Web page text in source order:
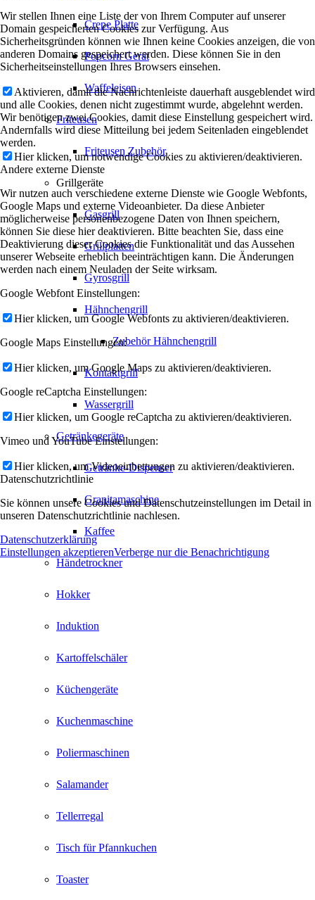
Crepe Platte
Popcorn Gerät
Waffeleisen
Friteusen
Friteusen Zubehör
Grillgeräte
Gasgrill
Grillplatten
Gyrosgrill
Hähnchengrill
Zubehör Hähnchengrill
Kontaktgrill
Wassergrill
Getränkegeräte
Getränke-Dispenser
Granitamaschine
Kaffee
Händetrockner
Hokker
Induktion
Kartoffelschäler
Küchengeräte
Kuchenmaschine
Poliermaschinen
Salamander
Tellerregal
Tisch für Pfannkuchen
Toaster
Wir stellen Ihnen eine Liste der von Ihrem Computer auf unserer
Domain gespeicherten Cookies zur Verfügung. Aus
Sicherheitsgründen können wie Ihnen keine Cookies anzeigen, die von
anderen Domains gespeichert werden. Diese können Sie in den
Sicherheitseinstellungen Ihres Browsers einsehen.
Aktivieren, damit die Nachrichtenleiste dauerhaft ausgeblendet wird
und alle Cookies, denen nicht zugestimmt wurde, abgelehnt werden.
Wir benötigen zwei Cookies, damit diese Einstellung gespeichert wird.
Andernfalls wird diese Mitteilung bei jedem Seitenladen eingeblendet
werden.
Hier klicken, um notwendige Cookies zu aktivieren/deaktivieren.
Andere externe Dienste
Wir nutzen auch verschiedene externe Dienste wie Google Webfonts,
Google Maps und externe Videoanbieter. Da diese Anbieter
möglicherweise personenbezogene Daten von Ihnen speichern,
können Sie diese hier deaktivieren. Bitte beachten Sie, dass eine
Deaktivierung dieser Cookies die Funktionalität und das Aussehen
unserer Webseite erheblich beeinträchtigen kann. Die Änderungen
werden nach einem Neuladen der Seite wirksam.
Google Webfont Einstellungen:
Hier klicken, um Google Webfonts zu aktivieren/deaktivieren.
Google Maps Einstellungen:
Hier klicken, um Google Maps zu aktivieren/deaktivieren.
Google reCaptcha Einstellungen:
Hier klicken, um Google reCaptcha zu aktivieren/deaktivieren.
Vimeo und YouTube Einstellungen:
Hier klicken, um Videoeinbettungen zu aktivieren/deaktivieren.
Datenschutzrichtlinie
Sie können unsere Cookies und Datenschutzeinstellungen im Detail in
unseren Datenschutzrichtlinie nachlesen.
Datenschutzerklärung
Einstellungen akzeptierenVerberge nur die Benachrichtigung